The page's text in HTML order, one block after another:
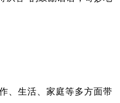
、生活、家庭等多方面带